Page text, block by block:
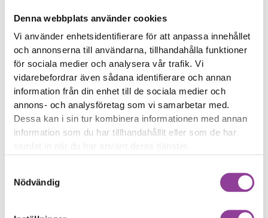
Denna webbplats använder cookies
Vi använder enhetsidentifierare för att anpassa innehållet
och annonserna till användarna, tillhandahålla funktioner
för sociala medier och analysera vår trafik. Vi
vidarebefordrar även sådana identifierare och annan
information från din enhet till de sociala medier och
annons- och analysföretag som vi samarbetar med.
Dessa kan i sin tur kombinera informationen med annan
information som du har tillhandahållit eller som de har
samlat in när du har använt deras tjänster.
Nödvändig
Batterinivån ändras
Reparations tid – Ca 45
minuter
Boka tid
modell
Rengöring